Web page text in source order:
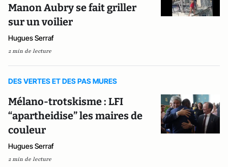
Manon Aubry se fait griller
sur un voilier
Hugues Serraf
2 min de lecture
DES VERTES ET DES PAS MURES
Mélano-trotskisme : LFI
“apartheidise” les maires de
couleur
Hugues Serraf
2 min de lecture